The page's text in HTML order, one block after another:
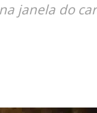
janela do